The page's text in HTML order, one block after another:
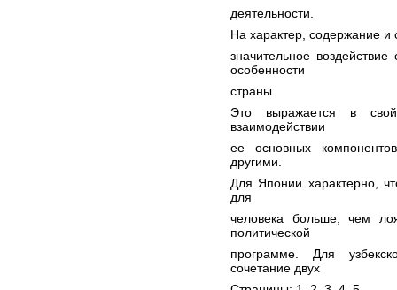
деятельности.
На характер, содержание и
значительное
особенности
страны.
Это выражается в
взаимодействии
ее основных
другими.
Для Японии характерно,
для
человека больше, чем
политической
программе. Для
сочетание двух